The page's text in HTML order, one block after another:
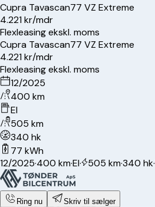
Cupra Tavascan77 VZ Extreme
4.221 kr/mdr
Flexleasing ekskl. moms
Cupra Tavascan77 VZ Extreme
4.221 kr/mdr
Flexleasing ekskl. moms
12/2025
400 km
El
505 km
340 hk
77 kWh
12/2025·400 km·El· 505 km·340 hk·
Ring nu Skriv til sælger